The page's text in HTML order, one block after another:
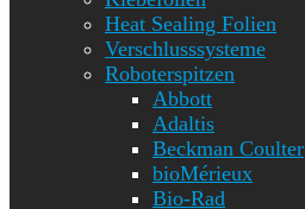
Heat Sealing Folien
Verschlusssysteme
Roboterspitzen
Abbott
Adaltis
Beckman Coulter
bioMérieux
Bio-Rad